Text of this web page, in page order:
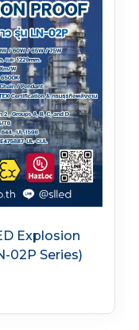
Explosion
Fluorescent Light LN-02P Series)